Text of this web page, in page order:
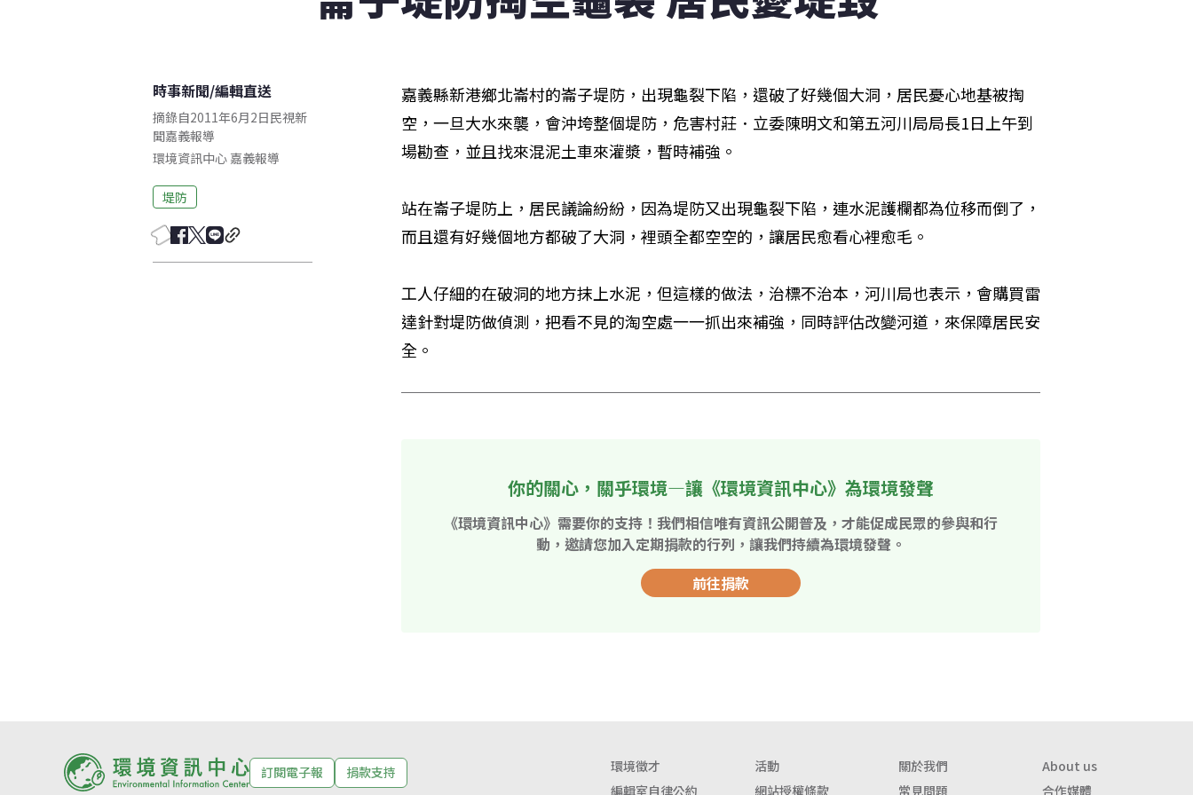
時事新聞/編輯直送
摘錄自2011年6月2日民視新
聞嘉義報導
環境資訊中心 嘉義報導
堤防
嘉義縣新港鄉北崙村的崙子堤防，出現龜裂下陷，還破了好幾個大洞，居民憂心地基被掏
空，一旦大水來襲，會沖垮整個堤防，危害村莊．立委陳明文和第五河川局局長1日上午到
場勘查，並且找來混泥土車來灌漿，暫時補強。
站在崙子堤防上，居民議論紛紛，因為堤防又出現龜裂下陷，連水泥護欄都為位移而倒了，
而且還有好幾個地方都破了大洞，裡頭全都空空的，讓居民愈看心裡愈毛。
工人仔細的在破洞的地方抹上水泥，但這樣的做法，治標不治本，河川局也表示，會購買雷
達針對堤防做偵測，把看不見的淘空處一一抓出來補強，同時評估改變河道，來保障居民安
全。
你的關心，關乎環境—讓《環境資訊中心》為環境發聲
《環境資訊中心》需要你的支持！我們相信唯有資訊公開普及，才能促成民眾的參與和行
動，邀請您加入定期捐款的行列，讓我們持續為環境發聲。
前往捐款
訂閱電子報 捐款支持 環境徵才 活動 關於我們
About us
編輯室自律公約
網站授權條款 常見問題 合作媒體